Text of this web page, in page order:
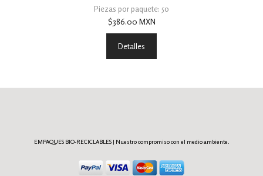
Piezas por paquete: 50
$386.00 MXN
Detalles
EMPAQUES BIO-RECICLABLES | Nuestro compromiso con el medio ambiente.